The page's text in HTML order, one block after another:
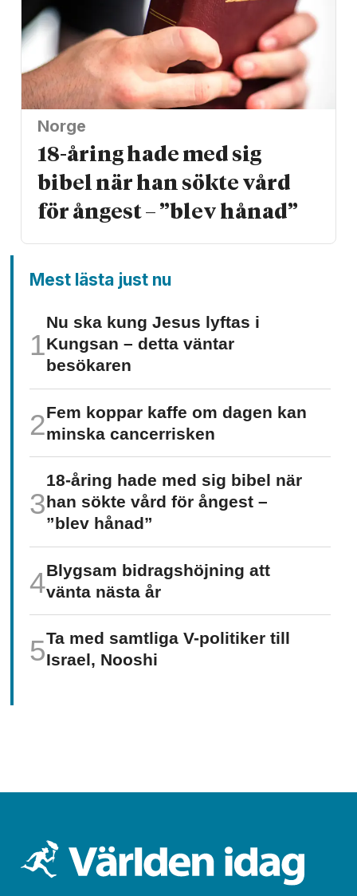
Norge
18-åring hade med sig
bibel när han sökte vård
för ångest – ”blev hånad”
Mest lästa just nu
Nu ska kung Jesus lyftas i
Kungsan – detta väntar
besökaren
Fem koppar kaffe om dagen kan
minska cancer­risken
18-åring hade med sig bibel när
han sökte vård för ångest –
”blev hånad”
Blygsam bidrags­höjning att
vänta nästa år
Ta med samtliga V-politiker till
Israel, Nooshi